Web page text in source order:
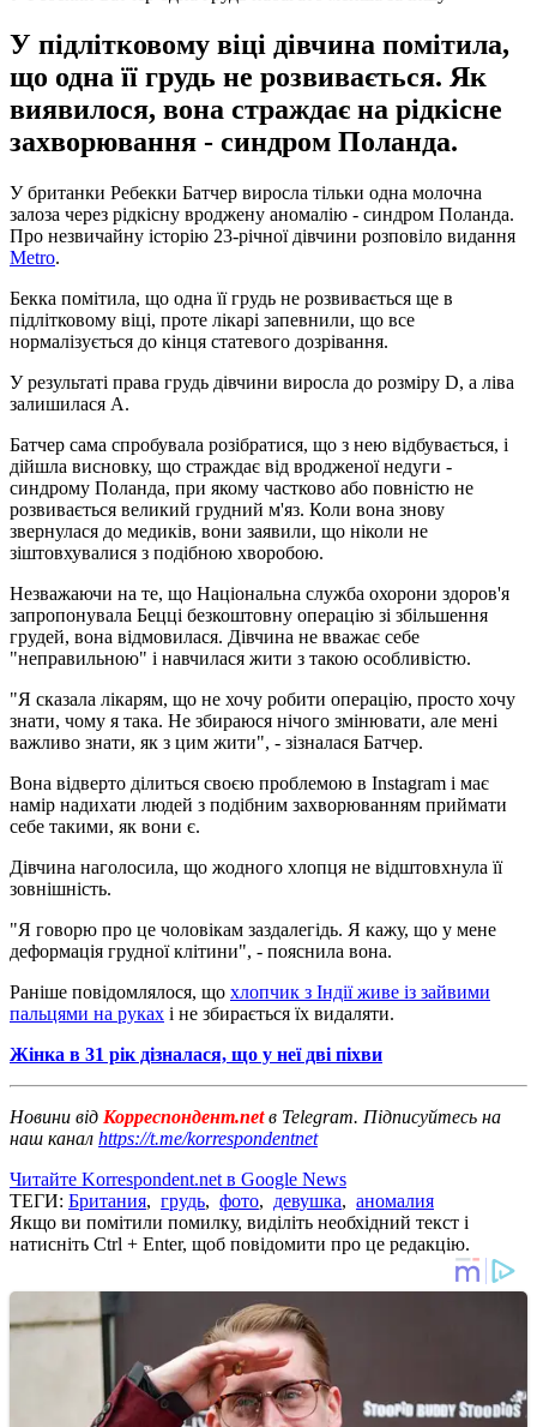
У підлітковому віці дівчина помітила,
що одна її грудь не розвивається. Як
виявилося, вона страждає на рідкісне
захворювання - синдром Поланда.
У британки Ребекки Батчер виросла тільки одна молочна
залоза через рідкісну вроджену аномалію - синдром Поланда.
Про незвичайну історію 23-річної дівчини розповіло видання
Metro.
Бекка помітила, що одна її грудь не розвивається ще в
підлітковому віці, проте лікарі запевнили, що все
нормалізується до кінця статевого дозрівання.
У результаті права грудь дівчини виросла до розміру D, а ліва
залишилася A.
Батчер сама спробувала розібратися, що з нею відбувається, і
дійшла висновку, що страждає від вродженої недуги -
синдрому Поланда, при якому частково або повністю не
розвивається великий грудний м'яз. Коли вона знову
звернулася до медиків, вони заявили, що ніколи не
зіштовхувалися з подібною хворобою.
Незважаючи на те, що Національна служба охорони здоров'я
запропонувала Бецці безкоштовну операцію зі збільшення
грудей, вона відмовилася. Дівчина не вважає себе
"неправильною" і навчилася жити з такою особливістю.
"Я сказала лікарям, що не хочу робити операцію, просто хочу
знати, чому я така. Не збираюся нічого змінювати, але мені
важливо знати, як з цим жити", - зізналася Батчер.
Вона відверто ділиться своєю проблемою в Instagram і має
намір надихати людей з подібним захворюванням приймати
себе такими, як вони є.
Дівчина наголосила, що жодного хлопця не відштовхнула її
зовнішність.
"Я говорю про це чоловікам заздалегідь. Я кажу, що у мене
деформація грудної клітини", - пояснила вона.
Раніше повідомлялося, що хлопчик з Індії живе із зайвими
пальцями на руках і не збирається їх видаляти.
Жінка в 31 рік дізналася, що у неї дві піхви
Новини від Корреспондент.netв Telegram. Підписуйтесь на
наш канал https://t.me/korrespondentnet
Читайте Korrespondent.net в Google News
ТЕГИ: Британия, грудь, фото, девушка, аномалия
Якщо ви помітили помилку, виділіть необхідний текст і
натисніть Ctrl + Enter, щоб повідомити про це редакцію.